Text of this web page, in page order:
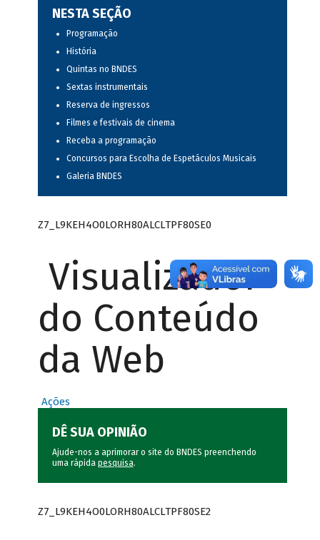
NESTA SEÇÃO
Programação
História
Quintas no BNDES
Sextas instrumentais
Reserva de ingressos
Filmes e festivais de cinema
Receba a programação
Concursos para Escolha de Espetáculos Musicais
Galeria BNDES
Z7_L9KEH4O0LORH80ALCLTPF80SE0
Visualizador
do Conteúdo
da Web
Ações
DÊ SUA OPINIÃO
Ajude-nos a aprimorar o site do BNDES preenchendo
uma rápida pesquisa.
Z7_L9KEH4O0LORH80ALCLTPF80SE2